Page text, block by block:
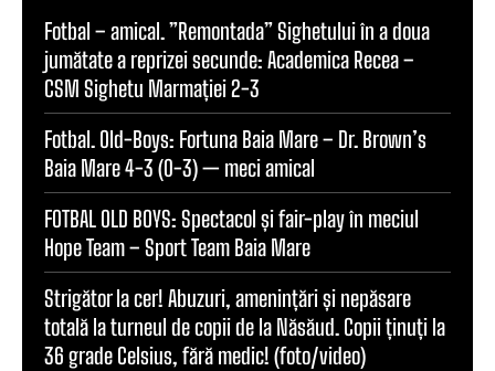
Fotbal – amical. ”Remontada” Sighetului în a doua
jumătate a reprizei secunde: Academica Recea –
CSM Sighetu Marmației 2-3
Fotbal. Old-Boys: Fortuna Baia Mare – Dr. Brown’s
Baia Mare 4-3 (0-3) — meci amical
FOTBAL OLD BOYS: Spectacol și fair-play în meciul
Hope Team – Sport Team Baia Mare
Strigător la cer! Abuzuri, amenințări și nepăsare
totală la turneul de copii de la Năsăud. Copii ținuți la
36 grade Celsius, fără medic! (foto/video)